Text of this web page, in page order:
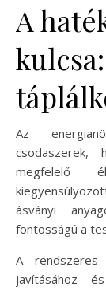
A
Az
csodaszerek,
megfelelő
ásványi
fontosságú a
A rendszeres
javításához